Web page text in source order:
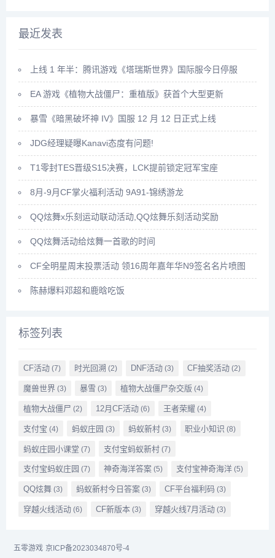
最近发表
上线 1 年半：腾讯游戏《塔瑞斯世界》国际服今日停服
EA 游戏《植物大战僵尸：重植版》获首个大型更新
暴雪《暗黑破坏神 IV》国服 12 月 12 日正式上线
JDG经理疑曝Kanavi态度有问题!
T1零封TES晋级S15决赛，LCK提前锁定冠军宝座
8月-9月CF掌火福利活动 9A91-锦绣游龙
QQ炫舞x乐刻运动联动活动,QQ炫舞乐刻活动奖励
QQ炫舞活动给炫舞一首歌的时间
CF全明星周末投票活动 领16周年嘉年华N9签名名片喷图
陈赫爆料邓超和鹿晗吃饭
标签列表
CF活动(7) 时光回溯 (2) DNF活动 (3) CF抽奖活动 (2)
魔兽世界(3) 暴雪 (3) 植物大战僵尸杂交版 (4)
植物大战僵尸 (2) 12月CF活动(6) 王者荣耀 (4)
支付宝 (4) 蚂蚁庄园 (3) 蚂蚁新村 (3) 职业小知识 (8)
蚂蚁庄园小课堂 (7) 支付宝蚂蚁新村(7)
支付宝蚂蚁庄园 (7) 神奇海洋答案(5) 支付宝神奇海洋 (5)
QQ炫舞(3) 蚂蚁新村今日答案(3) CF平台福利码 (3)
穿越火线活动(6) CF新版本(3) 穿越火线7月活动 (3)
五零游戏 京ICP备2023034870号-4